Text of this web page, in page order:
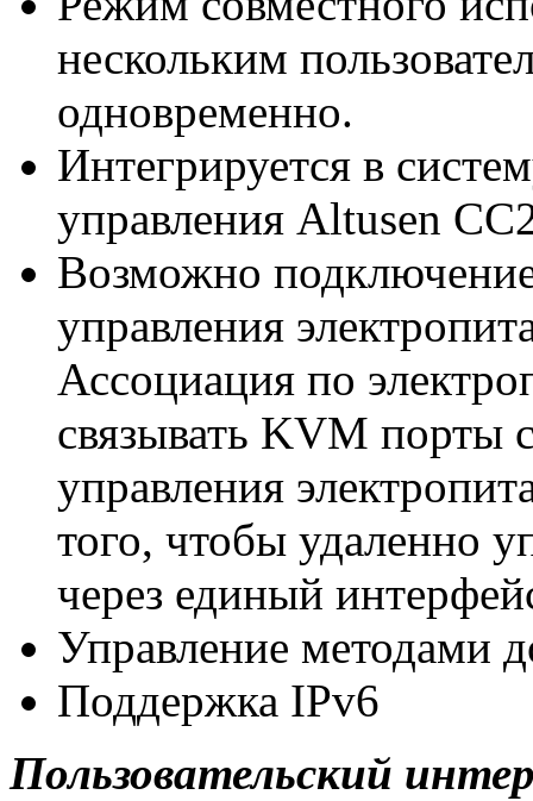
нескольким
одновременно.
Интегрируется в
управления Altusen
Возможно подключение
управления
Ассоциация по
связывать KVM порты
управления
того, чтобы удаленно
через единый
Управление методами
Поддержка IPv6
Пользовательский